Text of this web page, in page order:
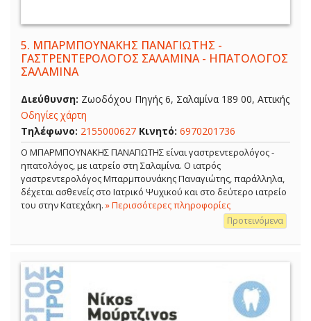
5. ΜΠΑΡΜΠΟΥΝΑΚΗΣ ΠΑΝΑΓΙΩΤΗΣ -
ΓΑΣΤΡΕΝΤΕΡΟΛΟΓΟΣ ΣΑΛΑΜΙΝΑ - ΗΠΑΤΟΛΟΓΟΣ
ΣΑΛΑΜΙΝΑ
Διεύθυνση: Ζωοδόχου Πηγής 6, Σαλαμίνα 189 00, Αττικής
Οδηγίες χάρτη
Τηλέφωνο: 2155000627 Κινητό: 6970201736
Ο ΜΠΑΡΜΠΟΥΝΑΚΗΣ ΠΑΝΑΓΙΩΤΗΣ είναι γαστρεντερολόγος -
ηπατολόγος, με ιατρείο στη Σαλαμίνα. Ο ιατρός
γαστρεντερολόγος Μπαρμπουνάκης Παναγιώτης, παράλληλα,
δέχεται ασθενείς στο Ιατρικό Ψυχικού και στο δεύτερο ιατρείο
του στην Κατεχάκη. » Περισσότερες πληροφορίες
Προτεινόμενα